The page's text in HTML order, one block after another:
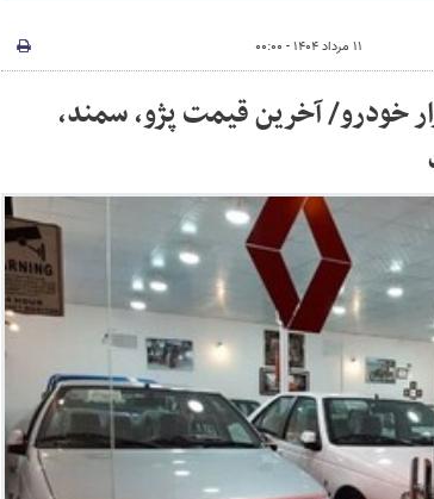
۱۱ مرداد ۱۴۰۴ - ۰۰:۰۰
خودرو/ آخرین قیمت پژو، سمند،